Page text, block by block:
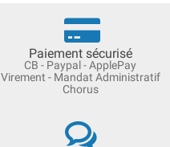
Paiement sécurisé
CB - Paypal - ApplePay
Virement - Mandat Administratif
Chorus